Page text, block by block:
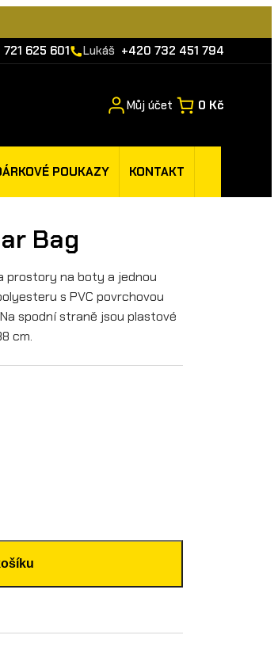
625 601 Lukáš +420 732 451 794
Můj účet 0 Kč
POUKAZY KONTAKT
Bag
prostory na boty a jednou
s PVC povrchovou
spodní straně jsou plastové
cm.